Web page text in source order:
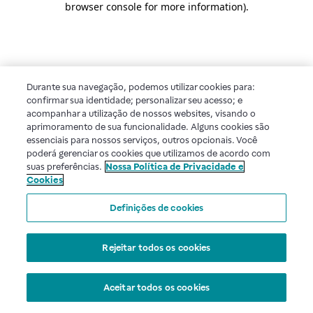
browser console for more information).
Durante sua navegação, podemos utilizar cookies para:
confirmar sua identidade; personalizar seu acesso; e
acompanhar a utilização de nossos websites, visando o
aprimoramento de sua funcionalidade. Alguns cookies são
essenciais para nossos serviços, outros opcionais. Você
poderá gerenciar os cookies que utilizamos de acordo com
suas preferências. Nossa Política de Privacidade e
Cookies
Definições de cookies
Rejeitar todos os cookies
Aceitar todos os cookies